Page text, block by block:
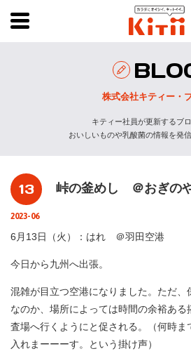
株式会社キティー・
キティー社員が更新するブロ
おいしいものや乳酸菌の情報を発
13
2023-06
峠の釜めし ＠おぎの
6月13日（火）：はれ ＠羽田空港
今日から九州へ出張。
混雑が目立つ空港になりました。ただ、
なのか、場所によっては時間の余裕ある
査場へ行くようにと促される。（何時ま
入れまーーーす。という掛け声）